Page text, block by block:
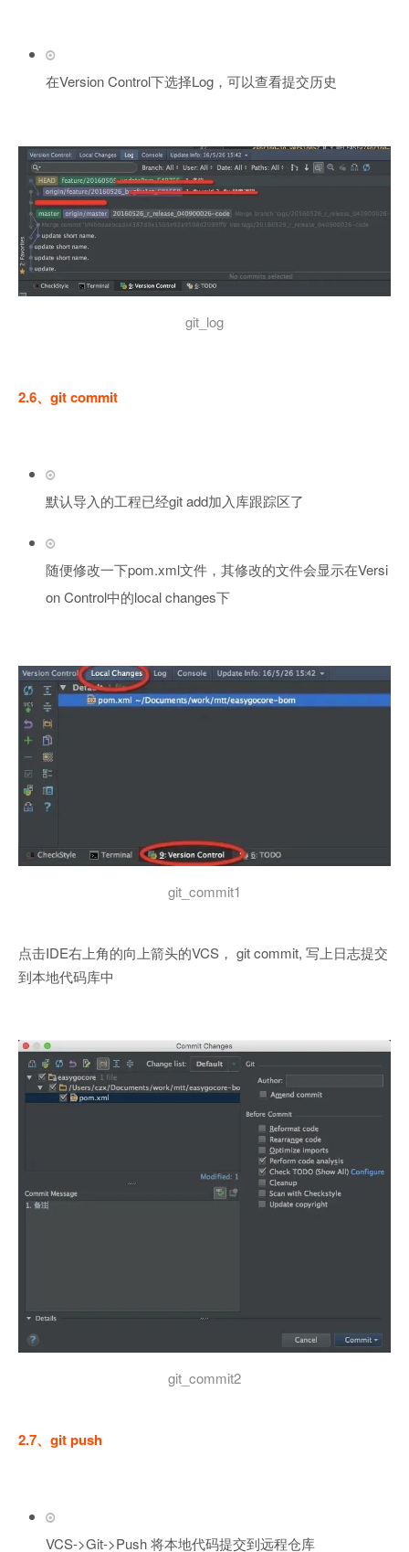
在Version Control下选择Log，可以查看提交历史
git_log
2.6、git commit
默认导入的工程已经git add加入库跟踪区了
随便修改一下pom.xml文件，其修改的文件会显示在Versi
on Control中的local changes下
git_commit1
点击IDE右上角的向上箭头的VCS， git commit, 写上日志提交
到本地代码库中
git_commit2
2.7、git push
VCS->Git->Push 将本地代码提交到远程仓库